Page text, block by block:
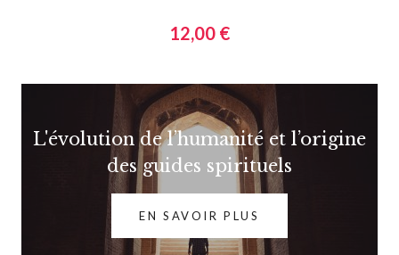
12,00 €
L'évolution de l’humanité et l’origine
des guides spirituels
EN SAVOIR PLUS